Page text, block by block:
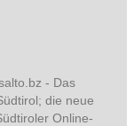
- Das
; die neue
Online-